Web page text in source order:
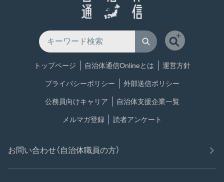
トップページ 自治体通信Onlineとは 運営方針
プライバシーポリシー 外部送信ポリシー
公務員向けキャリア 自治体支援企業一覧
メルマガ登録 読者アンケート
お問い合わせ（自治体職員の方）